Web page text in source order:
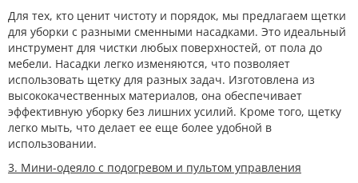
Для тех, кто ценит чистоту и порядок, мы предлагаем щетки
для уборки с разными сменными насадками. Это идеальный
инструмент для чистки любых поверхностей, от пола до
мебели. Насадки легко изменяются, что позволяет
использовать щетку для разных задач. Изготовлена ​​из
высококачественных материалов, она обеспечивает
эффективную уборку без лишних усилий. Кроме того, щетку
легко мыть, что делает ее еще более удобной в
использовании.
3. Мини-одеяло с подогревом и пультом управления